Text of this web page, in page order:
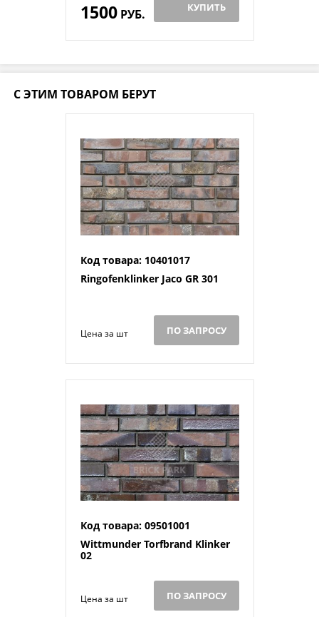
1500РУБ. КУПИТЬ
С ЭТИМ ТОВАРОМ БЕРУТ
Код товара: 10401017
Ringofenklinker Jaco GR 301
Цена за шт ПО ЗАПРОСУ
Код товара: 09501001
Wittmunder Torfbrand Klinker
02
Цена за шт ПО ЗАПРОСУ